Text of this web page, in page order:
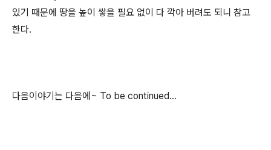
있기 때문에 땅을 높이 쌓을 필요 없이 다 깍아 버려도 되니 참고
한다.
다음이야기는 다음에~ To be continued...